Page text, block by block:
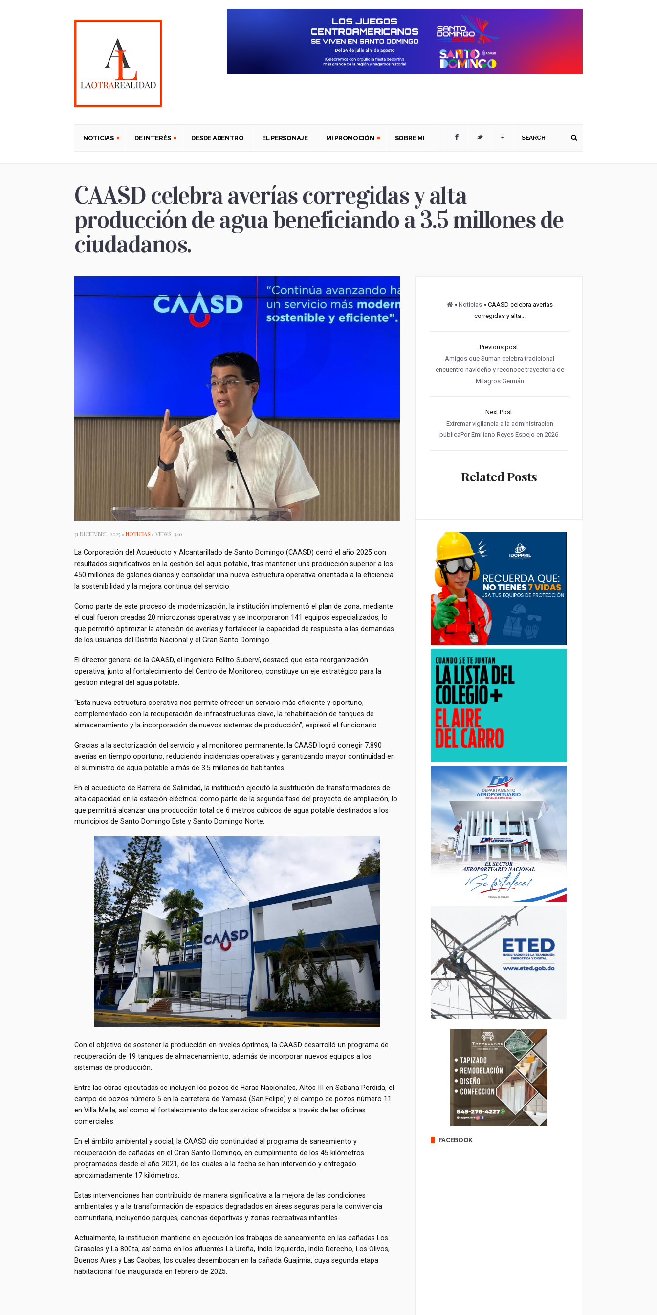
NOTICIAS DE INTERÉS DESDE ADENTRO EL PERSONAJE MI PROMOCIÓN SOBRE MI +
CAASD celebra averías corregidas y alta
producción de agua beneficiando a 3.5 millones de
ciudadanos.
31 DICIEMBRE, 2025 • NOTICIAS • VIEWS: 340
La Corporación del Acueducto y Alcantarillado de Santo Domingo (CAASD) cerró el año 2025 con
resultados significativos en la gestión del agua potable, tras mantener una producción superior a los
450 millones de galones diarios y consolidar una nueva estructura operativa orientada a la eficiencia,
la sostenibilidad y la mejora continua del servicio.
Como parte de este proceso de modernización, la institución implementó el plan de zona, mediante
el cual fueron creadas 20 microzonas operativas y se incorporaron 141 equipos especializados, lo
que permitió optimizar la atención de averías y fortalecer la capacidad de respuesta a las demandas
de los usuarios del Distrito Nacional y el Gran Santo Domingo.
El director general de la CAASD, el ingeniero Fellito Suberví, destacó que esta reorganización
operativa, junto al fortalecimiento del Centro de Monitoreo, constituye un eje estratégico para la
gestión integral del agua potable.
“Esta nueva estructura operativa nos permite ofrecer un servicio más eficiente y oportuno,
complementado con la recuperación de infraestructuras clave, la rehabilitación de tanques de
almacenamiento y la incorporación de nuevos sistemas de producción”, expresó el funcionario.
Gracias a la sectorización del servicio y al monitoreo permanente, la CAASD logró corregir 7,890
averías en tiempo oportuno, reduciendo incidencias operativas y garantizando mayor continuidad en
el suministro de agua potable a más de 3.5 millones de habitantes.
En el acueducto de Barrera de Salinidad, la institución ejecutó la sustitución de transformadores de
alta capacidad en la estación eléctrica, como parte de la segunda fase del proyecto de ampliación, lo
que permitirá alcanzar una producción total de 6 metros cúbicos de agua potable destinados a los
municipios de Santo Domingo Este y Santo Domingo Norte.
Con el objetivo de sostener la producción en niveles óptimos, la CAASD desarrolló un programa de
recuperación de 19 tanques de almacenamiento, además de incorporar nuevos equipos a los
sistemas de producción.
Entre las obras ejecutadas se incluyen los pozos de Haras Nacionales, Altos III en Sabana Perdida, el
campo de pozos número 5 en la carretera de Yamasá (San Felipe) y el campo de pozos número 11
en Villa Mella, así como el fortalecimiento de los servicios ofrecidos a través de las oficinas
comerciales.
En el ámbito ambiental y social, la CAASD dio continuidad al programa de saneamiento y
recuperación de cañadas en el Gran Santo Domingo, en cumplimiento de los 45 kilómetros
programados desde el año 2021, de los cuales a la fecha se han intervenido y entregado
aproximadamente 17 kilómetros.
Estas intervenciones han contribuido de manera significativa a la mejora de las condiciones
ambientales y a la transformación de espacios degradados en áreas seguras para la convivencia
comunitaria, incluyendo parques, canchas deportivas y zonas recreativas infantiles.
Actualmente, la institución mantiene en ejecución los trabajos de saneamiento en las cañadas Los
Girasoles y La 800ta, así como en los afluentes La Ureña, Indio Izquierdo, Indio Derecho, Los Olivos,
Buenos Aires y Las Caobas, los cuales desembocan en la cañada Guajimía, cuya segunda etapa
habitacional fue inaugurada en febrero de 2025.
» Noticias» CAASD celebra averías
corregidas y alta...
Previous post:
Amigos que Suman celebra tradicional
encuentro navideño y reconoce trayectoria de
Milagros Germán
Next Post:
Extremar vigilancia a la administración
públicaPor Emiliano Reyes Espejo en 2026.
Related Posts
FACEBOOK